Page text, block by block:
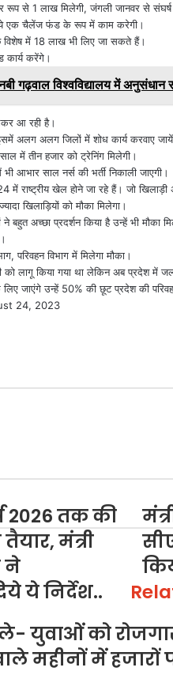
रूप से 1 लाख मिलेगी, जंगली जानवर से संघर्ष
ये एक चैलेंज फंड के रूप में काम करेगी।
में 18 लाख भी लिए जा सकते हैं।
करेंगे।
गढ़वाल विश्वविद्यालय में अनुसंधान
आ रही है।
अलग अलग जिलों में शोध कार्य करवाए
में तीन हजार को ट्रेनिंग मिलेगी।
आभार साल नर्स की भर्ती निकाली जाएगी।
राष्ट्रीय खेल होने जा रहे हैं। जो खिलाड़ी
खिलाड़ियों को मौका मिलेगा।
अच्छा प्रदर्शन किया है उन्हें भी मौका
परिवहन विभाग में मिलेगा मौका।
लागू किया गया था लेकिन अब प्रदेश में
लिए जाएंगे उन्हें 50% की छूट प्रदेश की
24, 2023
2026 तक की
मंत्री
ने
ये निर्देश..
युवाओं को
महीनों में हजारों